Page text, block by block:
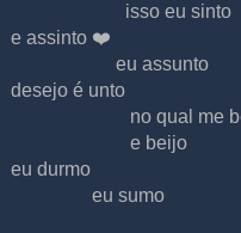
isso eu sinto
e assinto ❤️
eu assunto
desejo é unto
no qual me
e beijo
eu durmo
eu sumo